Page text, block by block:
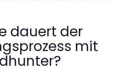
dauert der
mit